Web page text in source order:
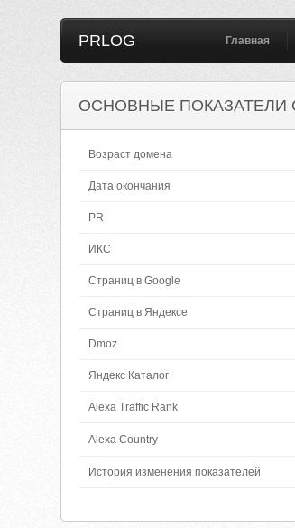
PRLOG Главная
ОСНОВНЫЕ ПОКАЗАТЕЛИ
Возраст домена
Дата окончания
PR
ИКС
Страниц в Google
Страниц в Яндексе
Dmoz
Яндекс Каталог
Alexa Traffic Rank
Alexa Country
История изменения показателей